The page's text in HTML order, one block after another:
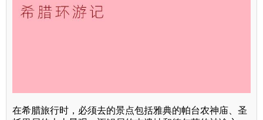
在希腊旅行时，必须去的景点包括雅典的帕台农神庙、圣